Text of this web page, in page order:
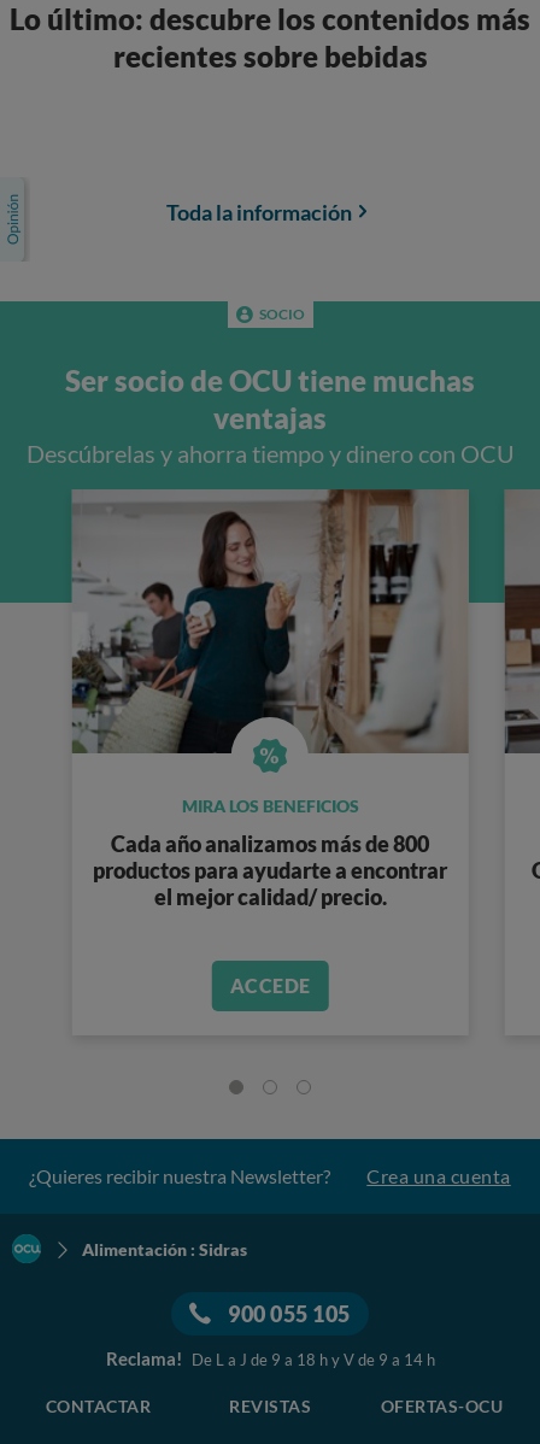
Lo último: descubre los contenidos más
recientes sobre bebidas
Toda la información
SOCIO
Ser socio de OCU tiene muchas
ventajas
Descúbrelas y ahorra tiempo y dinero con OCU
MIRA LOS BENEFICIOS
Cada año analizamosmás de 800
productospara ayudarte a encontrar
el mejor calidad/ precio.
ACCEDE
¿Quieres recibir nuestra Newsletter? Crea una cuenta
Alimentación : Sidras
900 055 105
Reclama! De L a J de 9 a 18 h y V de 9 a 14 h
CONTACTAR REVISTAS OFERTAS-OCU